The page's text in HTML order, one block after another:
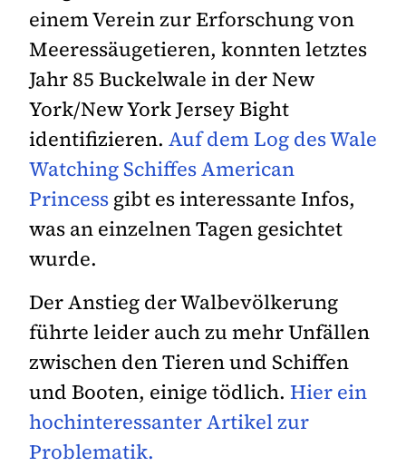
einem Verein zur Erforschung von
Meeressäugetieren, konnten letztes
Jahr 85 Buckelwale in der New
York/New York Jersey Bight
identifizieren. Auf dem Log des Wale
Watching Schiffes American
Princess gibt es interessante Infos,
was an einzelnen Tagen gesichtet
wurde.
Der Anstieg der Walbevölkerung
führte leider auch zu mehr Unfällen
zwischen den Tieren und Schiffen
und Booten, einige tödlich. Hier ein
hochinteressanter Artikel zur
Problematik.